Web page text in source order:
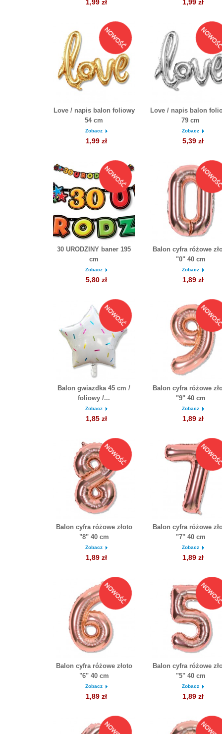
1,99 zł 1,99 zł
Love / napis balon foliowy
54 cm
Zobacz
1,99 zł
Love / napis balon
79 cm
Zobacz
5,39 zł
30 URODZINY baner 195
cm
Zobacz
5,80 zł
Balon cyfra różowe
"0" 40 cm
Zobacz
1,89 zł
Balon gwiazdka 45 cm /
foliowy /...
Zobacz
1,85 zł
Balon cyfra różowe
"9" 40 cm
Zobacz
1,89 zł
Balon cyfra różowe złoto
"8" 40 cm
Zobacz
1,89 zł
Balon cyfra różowe
"7" 40 cm
Zobacz
1,89 zł
Balon cyfra różowe złoto
"6" 40 cm
Zobacz
1,89 zł
Balon cyfra różowe
"5" 40 cm
Zobacz
1,89 zł